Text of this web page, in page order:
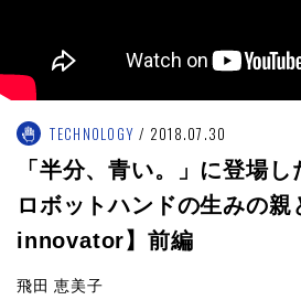
TECHNOLOGY 2018.07.30
「半分、青い。」に登場し
ロボットハンドの生みの
innovator】前編
飛田 恵美子